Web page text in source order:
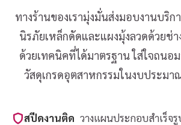
ทางร้านของเรามุ่งมั่นส่งมอบงานบริก
นิรภัยเหล็กดัดและแผงมุ้งลวดด้วยช่
ด้วยเทคนิคที่ได้มาตรฐาน ใส่ใจถนอ
วัสดุเกรดอุตสาหกรรมในงบประม
สปีดงานติด วางแผนประกอบสำเร็จรู